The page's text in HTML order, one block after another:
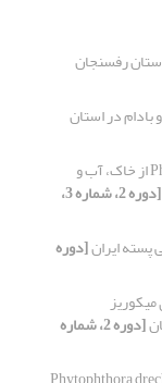
رفسنجان
در استان
ردیابی و شناسایی Phytophthora drechsleri از خاک، آب و
[دوره 2، شماره 3،
پسته ایران[دوره
[دوره 2، شماره